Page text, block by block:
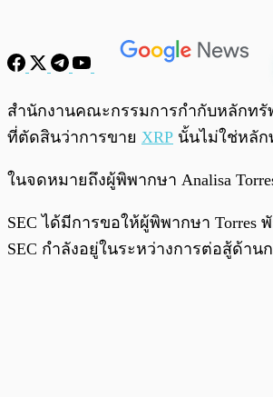
สำนักงานคณะกรรมการกำกับหลักทรั
ที่ตัดสินว่าการขาย XRP นั้นไม่ใช่หลัก
ในจดหมายถึงผู้พิพากษา Analisa
SEC ได้มีการขอให้ผู้พิพากษา
SEC กำลังอยู่ในระหว่างการต่อสู้ด้า